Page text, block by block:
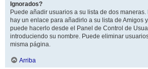
Ignorados?
Puede añadir usuarios a su lista de dos
hay un enlace para añadirlo a su lista de Amigos
puede hacerlo desde el Panel de Control de
introduciendo su nombre. Puede eliminar
misma página.
Arriba